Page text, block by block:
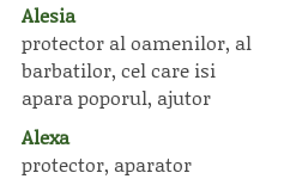
Alesia
protector al oamenilor, al
barbatilor, cel care isi
apara poporul, ajutor
Alexa
protector, aparator